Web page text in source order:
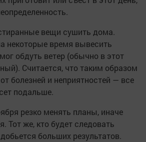
вещи сушить дома.
некоторые время вывесить
обдуть ветер (обычно в этот
Считается, что таким образом
болезней и неприятностей — все
подальше.
резко менять планы, иначе
Тот же, кто будет следовать
больших результатов.